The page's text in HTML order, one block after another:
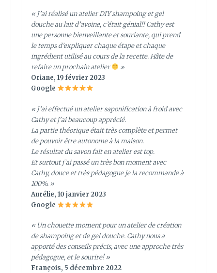
« J’ai réalisé un atelier DIY shampoing et gel
douche au lait d’avoine, c’était génial!! Cathy est
une personne bienveillante et souriante, qui prend
le temps d’expliquer chaque étape et chaque
ingrédient utilisé au cours de la recette. Hâte de
refaire un prochain atelier
»
Oriane, 19 février 2023
Google
« J’ai effectué un atelier saponification à froid avec
Cathy et j’ai beaucoup apprécié.
La partie théorique était très complète et permet
de pouvoir être autonome à la maison.
Le résultat du savon fait en atelier est top.
Et surtout j’ai passé un très bon moment avec
Cathy, douce et très pédagogue je la recommande à
100%. »
Aurélie, 10 janvier 2023
Google
« Un chouette moment pour un atelier de création
de shampoing et de gel douche. Cathy nous a
apporté des conseils précis, avec une approche très
pédagogue, et le sourire! »
François, 5 décembre 2022